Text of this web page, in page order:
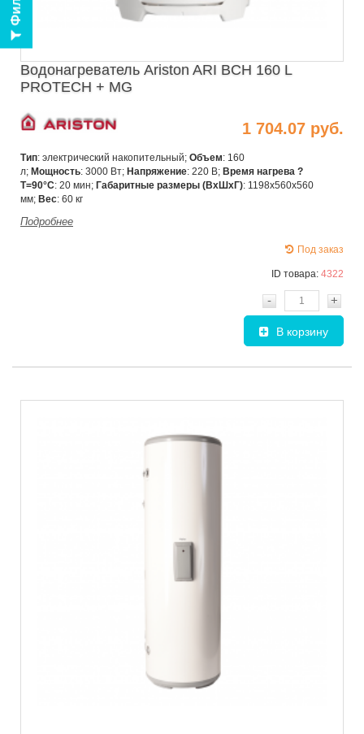
Водонагреватель Ariston ARI BCH 160 L
PROTECH + MG
1 704.07 руб.
Тип: электрический накопительный; Объем: 160
л; Мощность: 3000 Вт; Напряжение: 220 В; Время нагрева ?
T=90°C: 20 мин; Габаритные размеры (ВхШхГ): 1198х560x560
мм; Вес: 60 кг
Подробнее
Под заказ
ID товара: 4322
- +
В корзину